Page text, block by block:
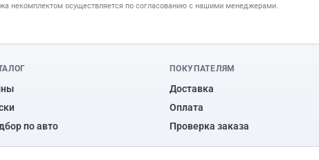
некомплектом осуществляется по согласованию с нашими менеджерами.
по авто
ПОКУПАТЕЛЯМ
Доставка
Оплата
Проверка заказа